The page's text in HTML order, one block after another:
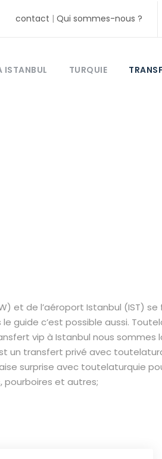
contact | Qui sommes-nous ?
ISTANBUL TURQUIE
et de l’aéroport Istanbul (IST)
guide c’est possible aussi.
vip à Istanbul nous sommes
un transfert privé avec
surprise avec toutelaturquie
pourboires et autres;